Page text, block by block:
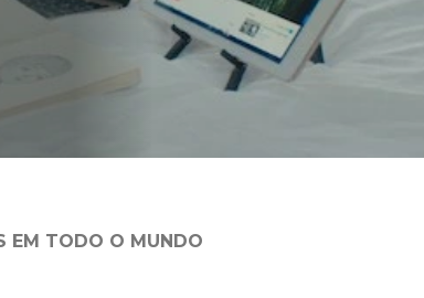
EM TODO O MUNDO